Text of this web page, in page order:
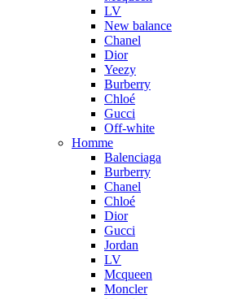
LV
New balance
Chanel
Dior
Yeezy
Burberry
Chloé
Gucci
Off-white
Homme
Balenciaga
Burberry
Chanel
Chloé
Dior
Gucci
Jordan
LV
Mcqueen
Moncler